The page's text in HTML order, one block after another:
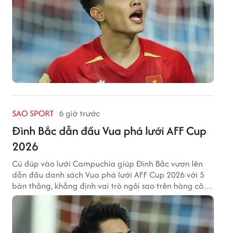
SAO SPORT 6 giờ trước
Đình Bắc dẫn đầu Vua phá lưới AFF Cup
2026
Cú đúp vào lưới Campuchia giúp Đình Bắc vươn lên
dẫn đầu danh sách Vua phá lưới AFF Cup 2026 với 5
bàn thắng, khẳng định vai trò ngôi sao trên hàng công
tuyển Việt Nam.